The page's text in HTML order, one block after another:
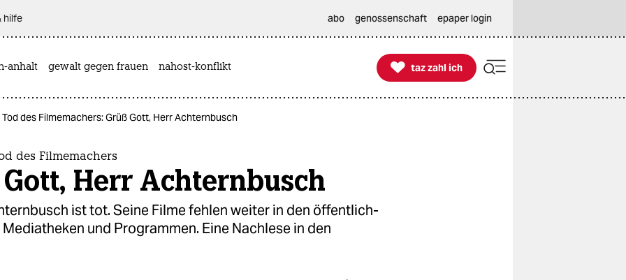
hilfe abo genossenschaft epaper login
anhalt gewalt gegen frauen nahost-konflikt 
taz zahl ich
taz zahl ich
des Filmemachers: Grüß Gott, Herr Achternbusch
des Filmemachers
Herr Achternbusch
ist tot. Seine Filme fehlen weiter in den öffentlich-
und Programmen. Eine Nachlese in den